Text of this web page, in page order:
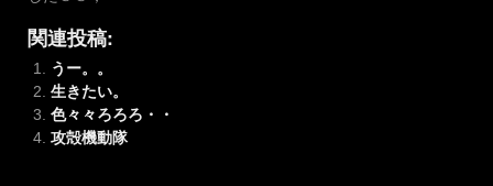
関連投稿:
うー。。
生きたい。
色々々ろろろ・・
攻殻機動隊